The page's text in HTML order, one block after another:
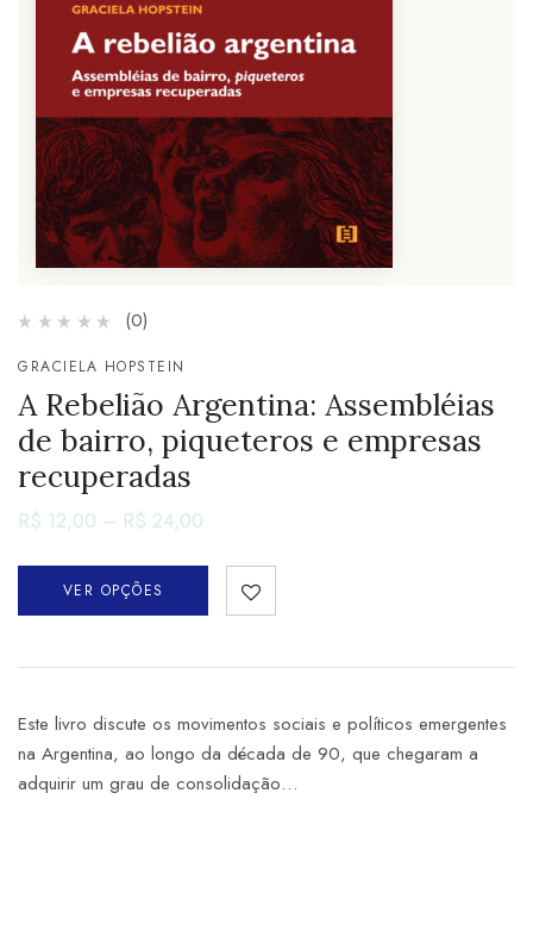
(0)
GRACIELA HOPSTEIN
A Rebelião Argentina: Assembléias
de bairro, piqueteros e empresas
recuperadas
R$ 12,00 – R$ 24,00
VER OPÇÕES
Este livro discute os movimentos sociais e políticos emergentes
na Argentina, ao longo da década de 90, que chegaram a
adquirir um grau de consolidação…